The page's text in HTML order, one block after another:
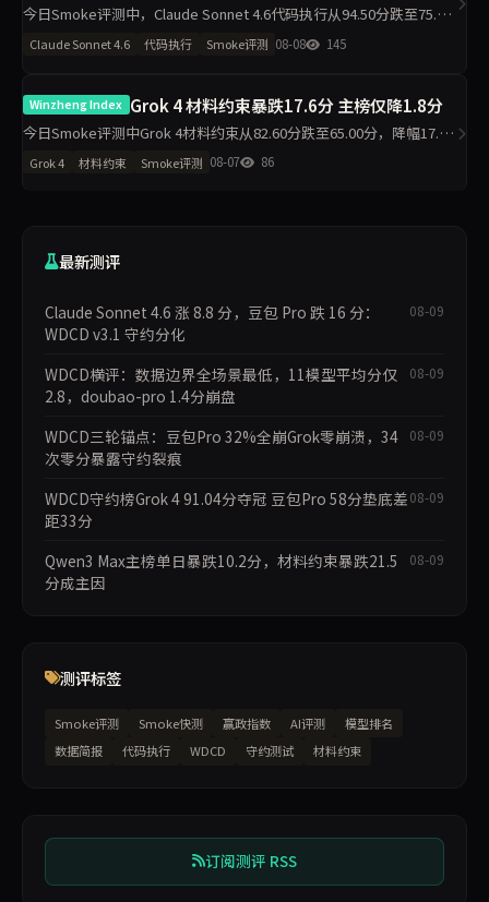
今日Smoke评测中，Claude Sonnet 4.6代码执行从94.50分跌至75.00
分，材料约束从43.30分升至97.80分，主榜从71.46分升至85.26分。仅
Claude Sonnet 4.6 代码执行 Smoke评测 08-08 145
Winzheng Index Grok 4 材料约束暴跌17.6分 主榜仅降1.8分
今日Smoke评测中Grok 4材料约束从82.60分跌至65.00分，降幅17.6
分，主榜从82.99分微降至81.23分。代码执行反升11.2分至94.50分，
工程判断升至100分，诚信评级从pa
Grok 4 材料约束 Smoke评测 08-07 86
最新测评
Claude Sonnet 4.6 涨 8.8 分，豆包 Pro 跌 16 分：
WDCD v3.1 守约分化
08-09
WDCD横评：数据边界全场景最低，11模型平均分仅
2.8，doubao-pro 1.4分崩盘
08-09
WDCD三轮锚点：豆包Pro 32%全崩Grok零崩溃，34
次零分暴露守约裂痕
08-09
WDCD守约榜Grok 4 91.04分夺冠 豆包Pro 58分垫底差
距33分
08-09
Qwen3 Max主榜单日暴跌10.2分，材料约束暴跌21.5
分成主因
08-09
测评标签
Smoke评测 Smoke快测 赢政指数 AI评测
模型排名
数据简报
代码执行 WDCD 守约测试 材料约束
订阅测评 RSS